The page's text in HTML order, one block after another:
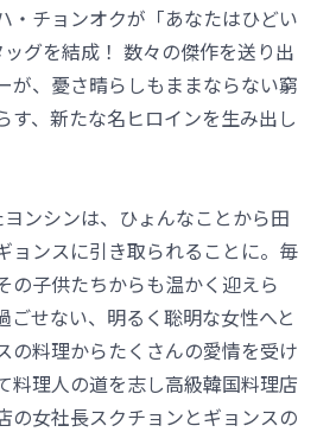
チョンオクが「あなたはひどい
グを結成！ 数々の傑作を送り出
が、憂さ晴らしもままならない窮
す、新たな名ヒロインを生み出し
ンシンは、ひょんなことから田
ョンスに引き取られることに。毎
の子供たちからも温かく迎えら
ごせない、明るく聡明な女性へと
の料理からたくさんの愛情を受け
料理人の道を志し高級韓国料理店
の女社長スクチョンとギョンスの